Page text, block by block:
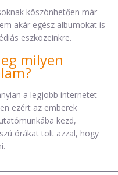
köszönhetően már
akár egész albumokat is
eszközeinkre.
milyen
a legjobb internetet
ezért az emberek
kezd,
órákat tölt azzal, hogy